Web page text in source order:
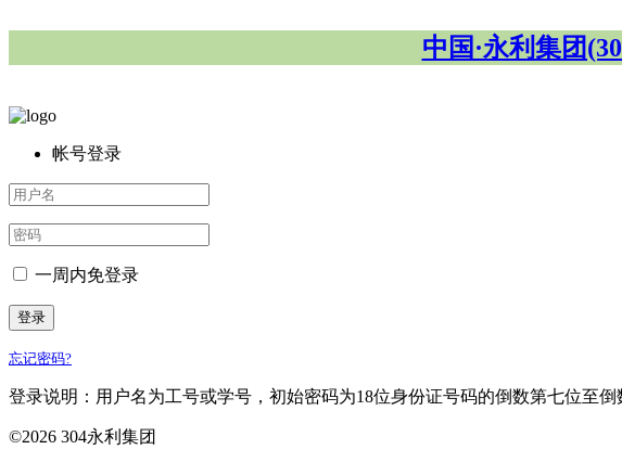
中国·永利集团
帐号登录
一周内免登录
登录
忘记密码?
登录说明：用户名为工号或学号，初始密码为18位身份证号码的倒数第七位至倒
©2026 304永利集团